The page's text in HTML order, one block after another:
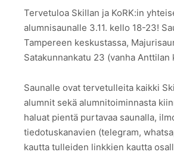
Tervetuloa Skillan ja KoRK:in
alumnisaunalle 3.11. kello 18-23!
Tampereen keskustassa,
Satakunnankatu 23 (vanha Anttilan
Saunalle ovat tervetulleita kaikki
alumnit sekä alumnitoiminnasta
haluat pientä purtavaa saunalla,
tiedotuskanavien (telegram,
kautta tulleiden linkkien kautta